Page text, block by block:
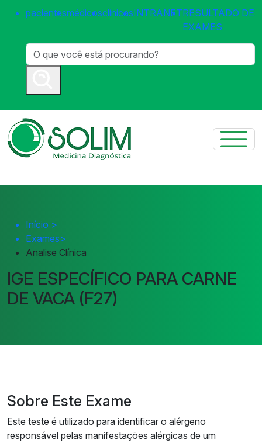
pacientesmédicosclínicasINTRANETRESULTADO DE
EXAMES
Início >
Exames>
Analise Clínica
IGE ESPECÍFICO PARA CARNE
DE VACA (F27)
Sobre Este Exame
Este teste é utilizado para identificar o alérgeno
responsável pelas manifestações alérgicas de um